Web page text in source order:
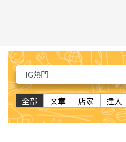
全部 文章 店家 達人